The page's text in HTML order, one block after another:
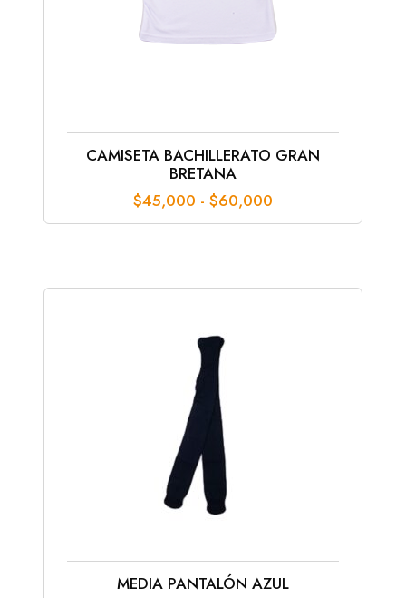
CAMISETA BACHILLERATO GRAN
BRETANA
$45,000 - $60,000
hasta
MEDIA PANTALÓN AZUL